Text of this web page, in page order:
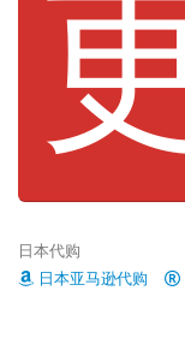
日本代购
日本亚马逊代购